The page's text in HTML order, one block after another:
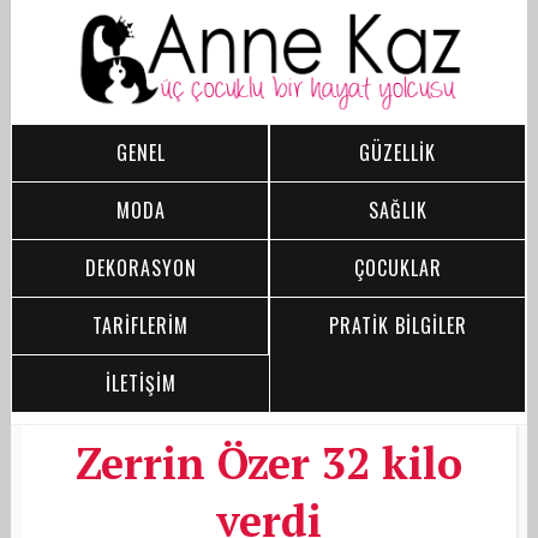
GENEL
GÜZELLİK
MODA
SAĞLIK
DEKORASYON
ÇOCUKLAR
TARİFLERİM
PRATİK BİLGİLER
İLETİŞİM
Zerrin Özer 32 kilo
verdi